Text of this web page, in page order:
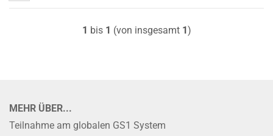
1 bis 1 (von insgesamt 1)
MEHR ÜBER...
Teilnahme am globalen GS1 System